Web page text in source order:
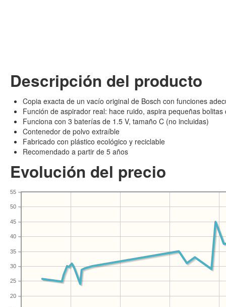
Descripción del producto
Copia exacta de un vacío original de Bosch con funciones
Función de aspirador real: hace ruido, aspira pequeñas bolitas
Funciona con 3 baterías de 1.5 V, tamaño C (no incluidas)
Contenedor de polvo extraíble
Fabricado con plástico ecológico y reciclable
Recomendado a partir de 5 años
Evolución del precio
20
25
30
35
40
45
50
55